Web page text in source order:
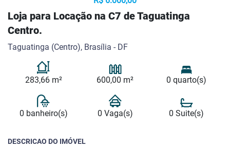
Loja para Locação na C7 de Taguatinga
Centro.
Taguatinga (Centro), Brasília - DF
283,66 m² 600,00 m² 0 quarto(s)
0 banheiro(s) 0 Vaga(s) 0 Suite(s)
DESCRICAO DO IMÓVEL